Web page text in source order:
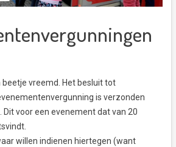
vreemd. Het besluit tot
is verzonden
Dit voor een evenement dat van 20
willen indienen hiertegen (want